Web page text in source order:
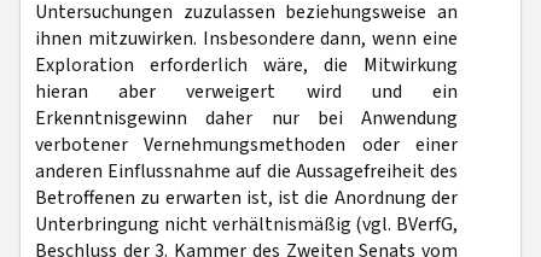
Untersuchungen zuzulassen beziehungsweise an
ihnen mitzuwirken. Insbesondere dann, wenn eine
Exploration erforderlich wäre, die Mitwirkung
hieran aber verweigert wird und ein
Erkenntnisgewinn daher nur bei Anwendung
verbotener Vernehmungsmethoden oder einer
anderen Einflussnahme auf die Aussagefreiheit des
Betroffenen zu erwarten ist, ist die Anordnung der
Unterbringung nicht verhältnismäßig (vgl. BVerfG,
Beschluss der 3. Kammer des Zweiten Senats vom